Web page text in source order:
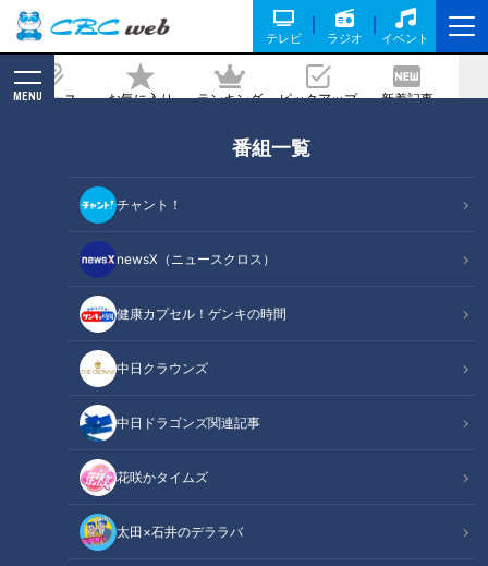
テレビ ラジオ イベント
ニュース お気に入り ランキング ピックアップ 新着記事
MENU
番組一覧
チャント！
newsX（ニュースクロス）
健康カプセル！ゲンキの時間
中日クラウンズ
中日ドラゴンズ関連記事
花咲かタイムズ
太田×石井のデララバ
災・減災パートナーシップに関する協
定」締結式のお知らせ
2026/06/23 15:00